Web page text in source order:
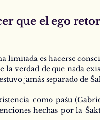
que el ego
limitada es hacerse
la verdad de que nada
jamás separado de
como paśu
hechas por la